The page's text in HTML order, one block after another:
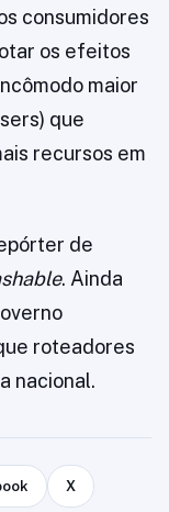
consumidores
os efeitos
maior
que
recursos em
de
. Ainda
roteadores
nacional.
X